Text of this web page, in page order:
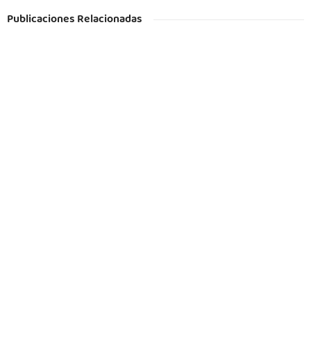
Publicaciones Relacionadas